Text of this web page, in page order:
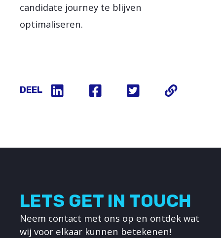
candidate journey te blijven
optimaliseren.
DEEL
LETS GET IN TOUCH
Neem contact met ons op en ontdek wat
wij voor elkaar kunnen betekenen!